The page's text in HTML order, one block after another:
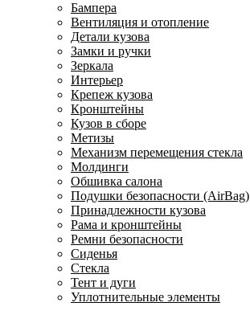
Бампера
Вентиляция и отопление
Детали кузова
Замки и ручки
Зеркала
Интерьер
Крепеж кузова
Кронштейны
Кузов в сборе
Метизы
Механизм перемещения стекла
Молдинги
Обшивка салона
Подушки безопасности (AirBag)
Принадлежности кузова
Рама и кронштейны
Ремни безопасности
Сиденья
Стекла
Тент и дуги
Уплотнительные элементы